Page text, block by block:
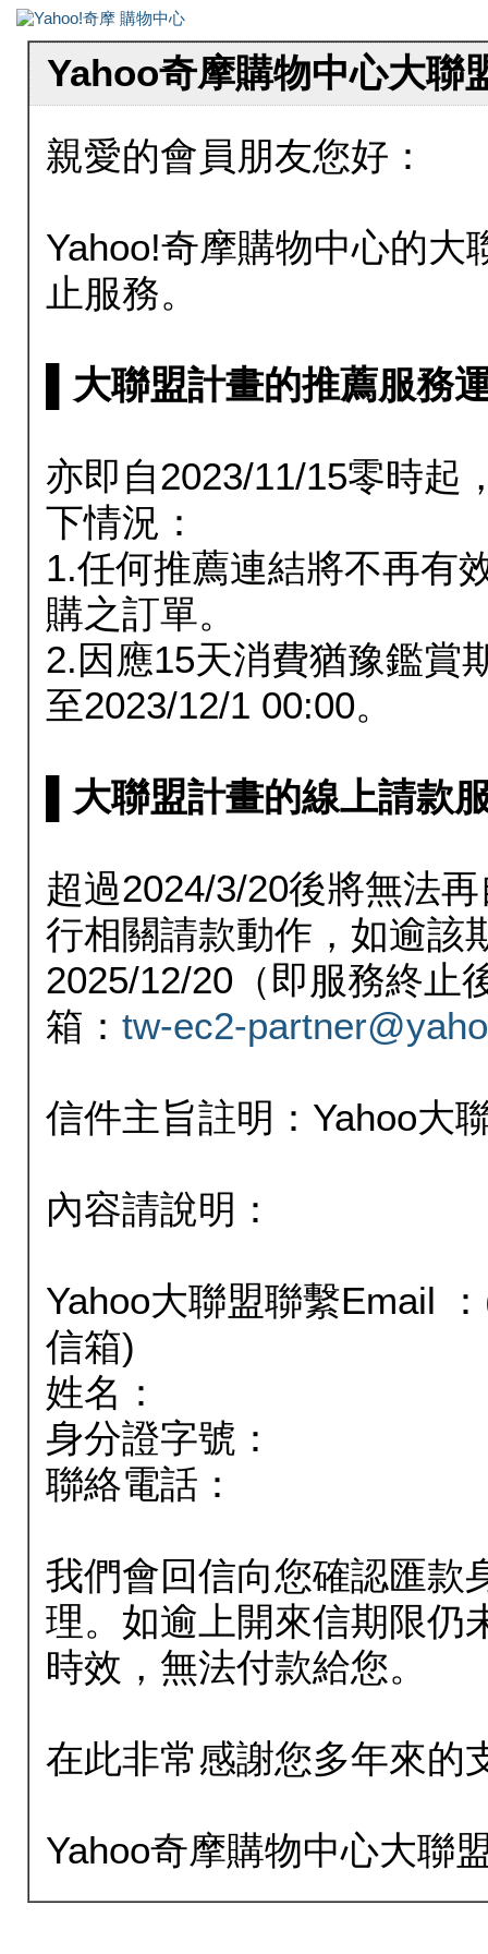
Yahoo奇摩購物中心大聯
親愛的會員朋友您好：
Yahoo!奇摩購物中心的大
止服務。
▌大聯盟計畫的推薦服務
亦即自2023/11/15零時起
下情況：
1.任何推薦連結將不再有
購之訂單。
2.因應15天消費猶豫鑑賞
至2023/12/1 00:00。
▌大聯盟計畫的線上請款
超過2024/3/20後將無法
行相關請款動作，如逾該
2025/12/20（即服務終止
箱： tw-ec2-
信件主旨註明：Yahoo大
內容請說明：
Yahoo大聯盟聯繫Email
信箱)
姓名：
身分證字號：
聯絡電話：
我們會回信向您確認匯款
理。如逾上開來信期限仍
時效，無法付款給您。
在此非常感謝您多年來的
Yahoo奇摩購物中心大